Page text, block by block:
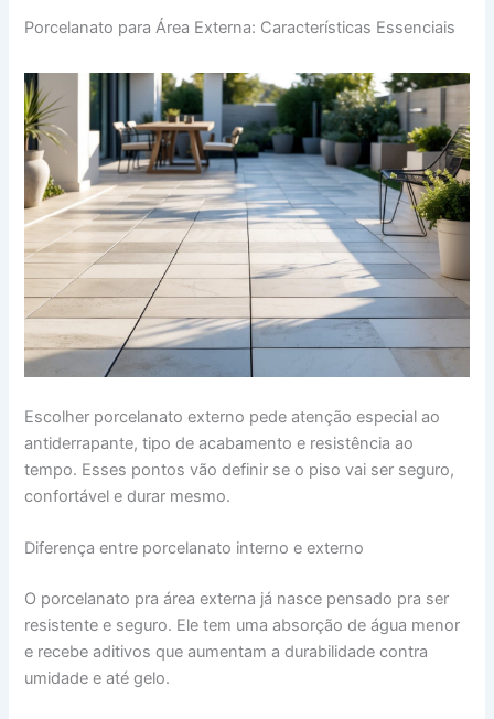
Porcelanato para Área Externa: Características Essenciais
Escolher porcelanato externo pede atenção especial ao
antiderrapante, tipo de acabamento e resistência ao
tempo. Esses pontos vão definir se o piso vai ser seguro,
confortável e durar mesmo.
Diferença entre porcelanato interno e externo
O porcelanato pra área externa já nasce pensado pra ser
resistente e seguro. Ele tem uma absorção de água menor
e recebe aditivos que aumentam a durabilidade contra
umidade e até gelo.